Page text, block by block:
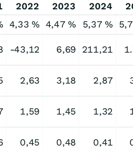
2022 2023 2024
4,33 % 4,47 % 5,37 %
-43,12 6,69 211,21
2,63 3,18 2,87
1,59 1,45 1,32
0,45 0,48 0,41